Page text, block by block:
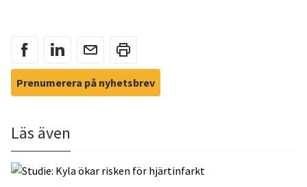
Prenumerera på nyhetsbrev
Läs även